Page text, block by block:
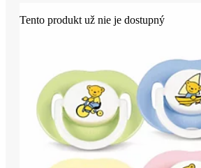
Tento produkt už nie je dostupný